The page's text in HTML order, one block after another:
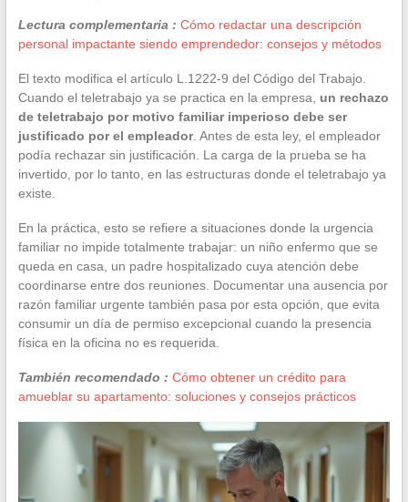
Lectura complementaria : Cómo redactar una descripción
personal impactante siendo emprendedor: consejos y métodos
El texto modifica el artículo L.1222-9 del Código del Trabajo.
Cuando el teletrabajo ya se practica en la empresa, un rechazo
de teletrabajo por motivo familiar imperioso debe ser
justificado por el empleador. Antes de esta ley, el empleador
podía rechazar sin justificación. La carga de la prueba se ha
invertido, por lo tanto, en las estructuras donde el teletrabajo ya
existe.
En la práctica, esto se refiere a situaciones donde la urgencia
familiar no impide totalmente trabajar: un niño enfermo que se
queda en casa, un padre hospitalizado cuya atención debe
coordinarse entre dos reuniones. Documentar una ausencia por
razón familiar urgente también pasa por esta opción, que evita
consumir un día de permiso excepcional cuando la presencia
física en la oficina no es requerida.
También recomendado : Cómo obtener un crédito para
amueblar su apartamento: soluciones y consejos prácticos